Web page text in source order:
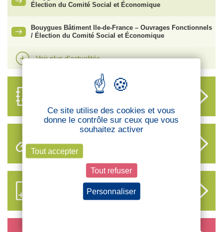
Élection du Comité Social et Économique
Bouygues Bâtiment Ile-de-France – Ouvrages Fonctionnels
/ Élection du Comité Social et Économique
Voir plus d'actualités
LIENS UTILES
S’ABONNER AUX NOUVEAUX
CONTENUS CFTC
Ce site utilise des cookies et vous
donne le contrôle sur ceux que vous
souhaitez activer
Tout accepter
Tout refuser
Personnaliser